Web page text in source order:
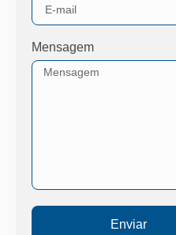
Mensagem
Enviar